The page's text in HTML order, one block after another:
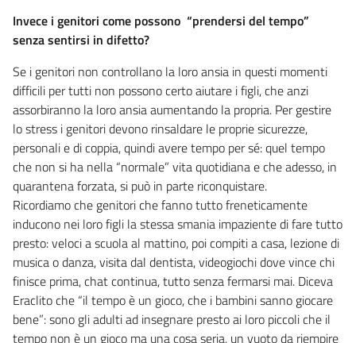
Invece i genitori come possono “prendersi del tempo”
senza sentirsi in difetto?
Se i genitori non controllano la loro ansia in questi momenti
difficili per tutti non possono certo aiutare i figli, che anzi
assorbiranno la loro ansia aumentando la propria. Per gestire
lo stress i genitori devono rinsaldare le proprie sicurezze,
personali e di coppia, quindi avere tempo per sé: quel tempo
che non si ha nella “normale” vita quotidiana e che adesso, in
quarantena forzata, si può in parte riconquistare.
Ricordiamo che genitori che fanno tutto freneticamente
inducono nei loro figli la stessa smania impaziente di fare tutto
presto: veloci a scuola al mattino, poi compiti a casa, lezione di
musica o danza, visita dal dentista, videogiochi dove vince chi
finisce prima, chat continua, tutto senza fermarsi mai. Diceva
Eraclito che “il tempo è un gioco, che i bambini sanno giocare
bene”: sono gli adulti ad insegnare presto ai loro piccoli che il
tempo non è un gioco ma una cosa seria, un vuoto da riempire